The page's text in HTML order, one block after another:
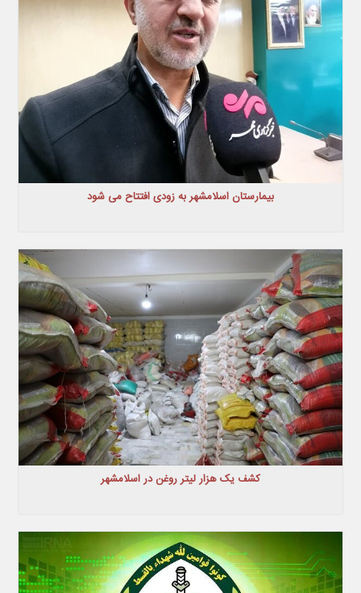
بیمارستان اسلامشهر به زودی افتتاح می شود
کشف یک هزار لیتر روغن در اسلامشهر